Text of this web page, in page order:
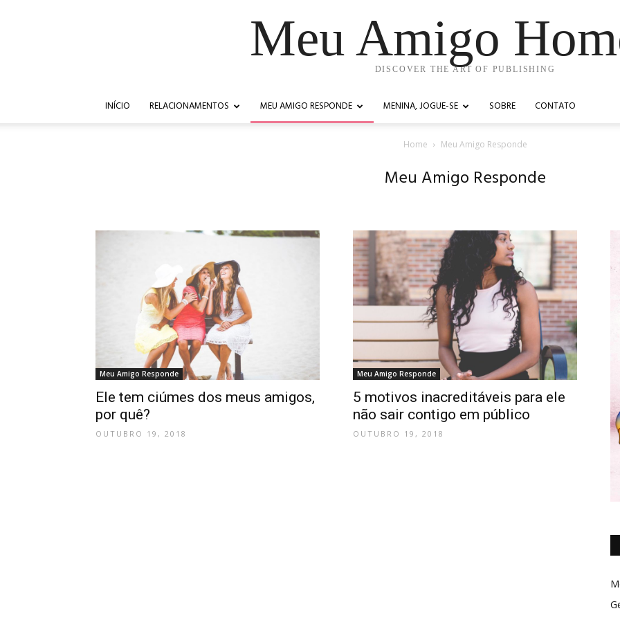
Meu Amigo
DISCOVER THE ART OF PUBLISHING
INÍCIO RELACIONAMENTOS MEU AMIGO RESPONDE MENINA, JOGUE-SE SOBRE CONTATO
Home Meu Amigo Responde
Meu Amigo Responde
Meu Amigo Responde
Ele tem ciúmes dos meus amigos,
por quê?
OUTUBRO 19, 2018
Meu Amigo Responde
5 motivos inacreditáveis para ele
não sair contigo em público
OUTUBRO 19, 2018